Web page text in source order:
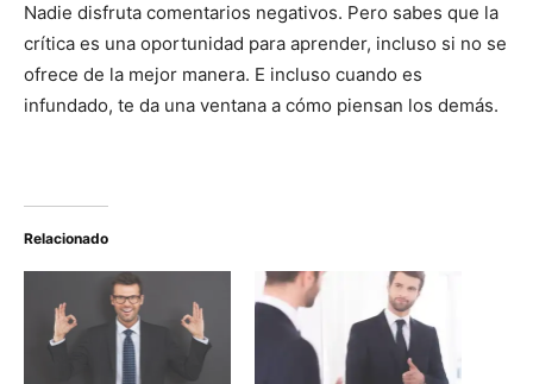
Nadie disfruta comentarios negativos. Pero sabes que la
crítica es una oportunidad para aprender, incluso si no se
ofrece de la mejor manera. E incluso cuando es
infundado, te da una ventana a cómo piensan los demás.
Relacionado